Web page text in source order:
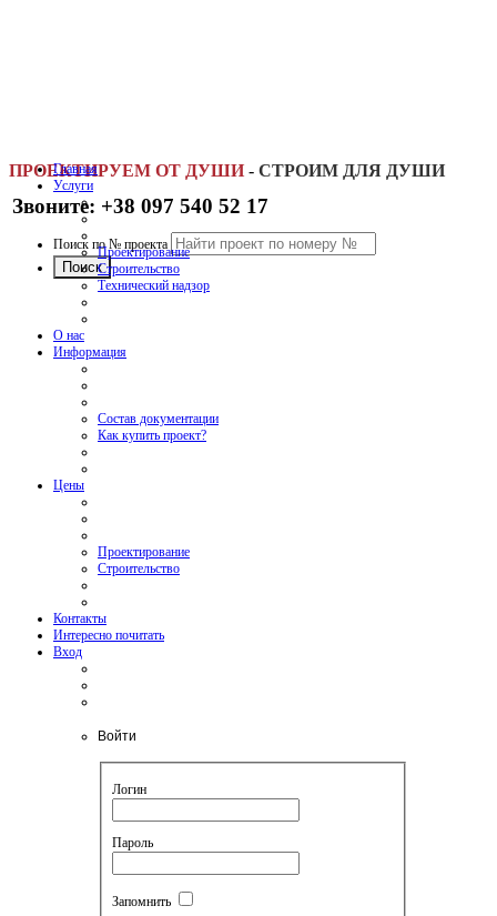
ПРОЕКТИРУЕМ ОТ ДУШИ - СТРОИМ ДЛЯ ДУШИ
Звоните: +38 097 540 52 17
Поиск по № проекта
Главная
Услуги
Проектирование
Строительство
Технический надзор
О нас
Информация
Состав документации
Как купить проект?
Цены
Проектирование
Строительство
Контакты
Интересно почитать
Вход
Войти
Логин
Пароль
Запомнить